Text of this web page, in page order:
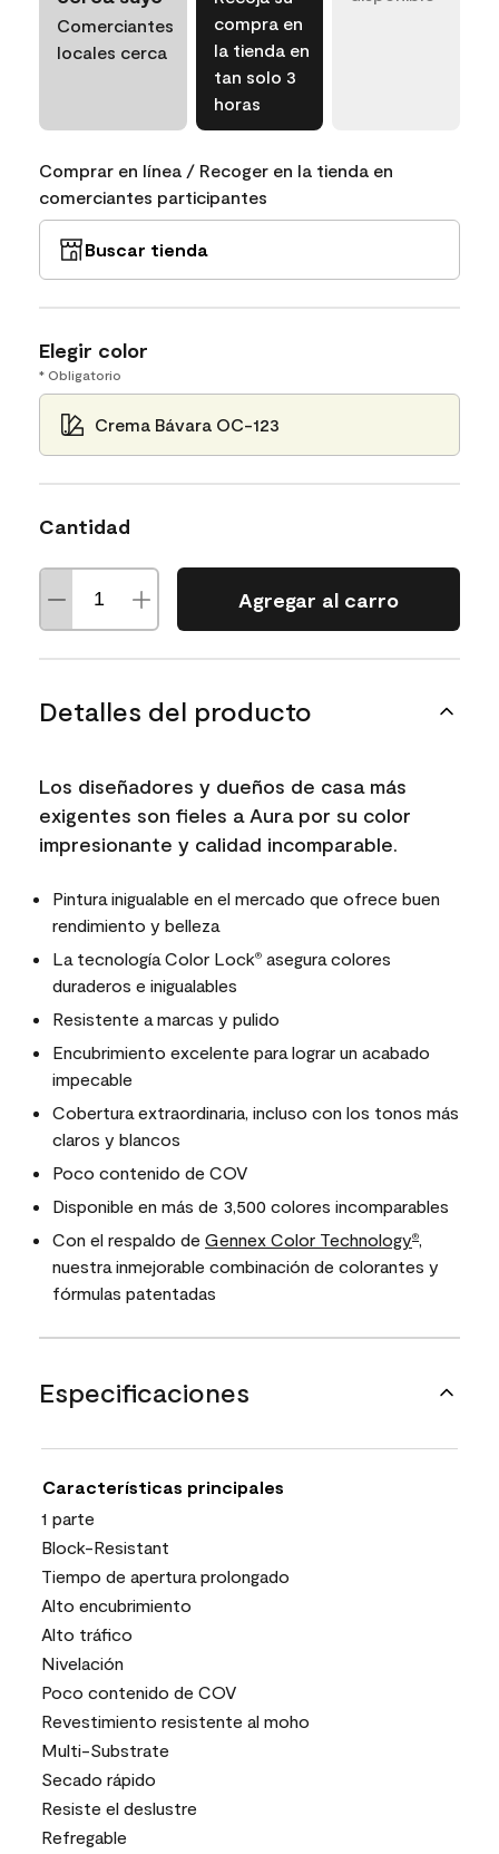
Comerciantes
locales cerca
compra en
la tienda en
tan solo 3
horas
Comprar en línea / Recoger en la tienda en
comerciantes participantes
Buscar tienda
Elegir color
* Obligatorio
Crema Bávara OC-123
Cantidad
Agregar al carro
Detalles del producto
Los diseñadores y dueños de casa más
exigentes son fieles a Aura por su color
impresionante y calidad incomparable.
Pintura inigualable en el mercado que ofrece buen
rendimiento y belleza
La tecnología Color Lock® asegura colores
duraderos e inigualables
Resistente a marcas y pulido
Encubrimiento excelente para lograr un acabado
impecable
Cobertura extraordinaria, incluso con los tonos más
claros y blancos
Poco contenido de COV
Disponible en más de 3,500 colores incomparables
Con el respaldo de Gennex Color Technology®,
nuestra inmejorable combinación de colorantes y
fórmulas patentadas
Especificaciones
Características principales
1 parte
Block-Resistant
Tiempo de apertura prolongado
Alto encubrimiento
Alto tráfico
Nivelación
Poco contenido de COV
Revestimiento resistente al moho
Multi-Substrate
Secado rápido
Resiste el deslustre
Refregable